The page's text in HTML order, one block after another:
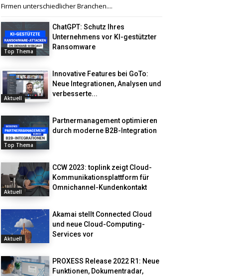
Firmen unterschiedlicher Branchen....
Top Thema
ChatGPT: Schutz Ihres
Unternehmens vor KI-gestützter
Ransomware
Aktuell
Innovative Features bei GoTo:
Neue Integrationen, Analysen und
verbesserte...
Top Thema
Partnermanagement optimieren
durch moderne B2B-Integration
Aktuell
CCW 2023: toplink zeigt Cloud-
Kommunikationsplattform für
Omnichannel-Kundenkontakt
Aktuell
Akamai stellt Connected Cloud
und neue Cloud-Computing-
Services vor
PROXESS Release 2022 R1: Neue
Funktionen, Dokumentradar,